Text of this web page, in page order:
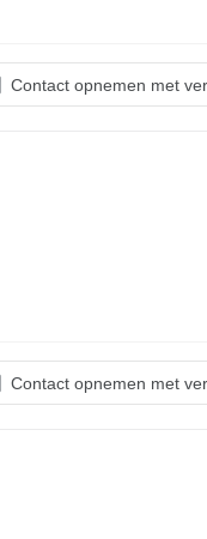
Contact opnemen met
Contact opnemen met